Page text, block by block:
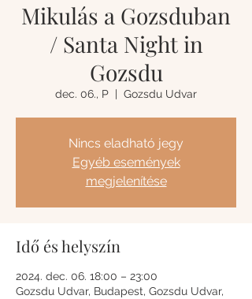
Mikulás a Gozsduban
/ Santa Night in
Gozsdu
dec. 06., P
  |
Gozsdu Udvar
Nincs eladható jegy
Egyéb események
megjelenítése
Idő és helyszín
2024. dec. 06. 18:00 – 23:00
Gozsdu Udvar, Budapest, Gozsdu Udvar,